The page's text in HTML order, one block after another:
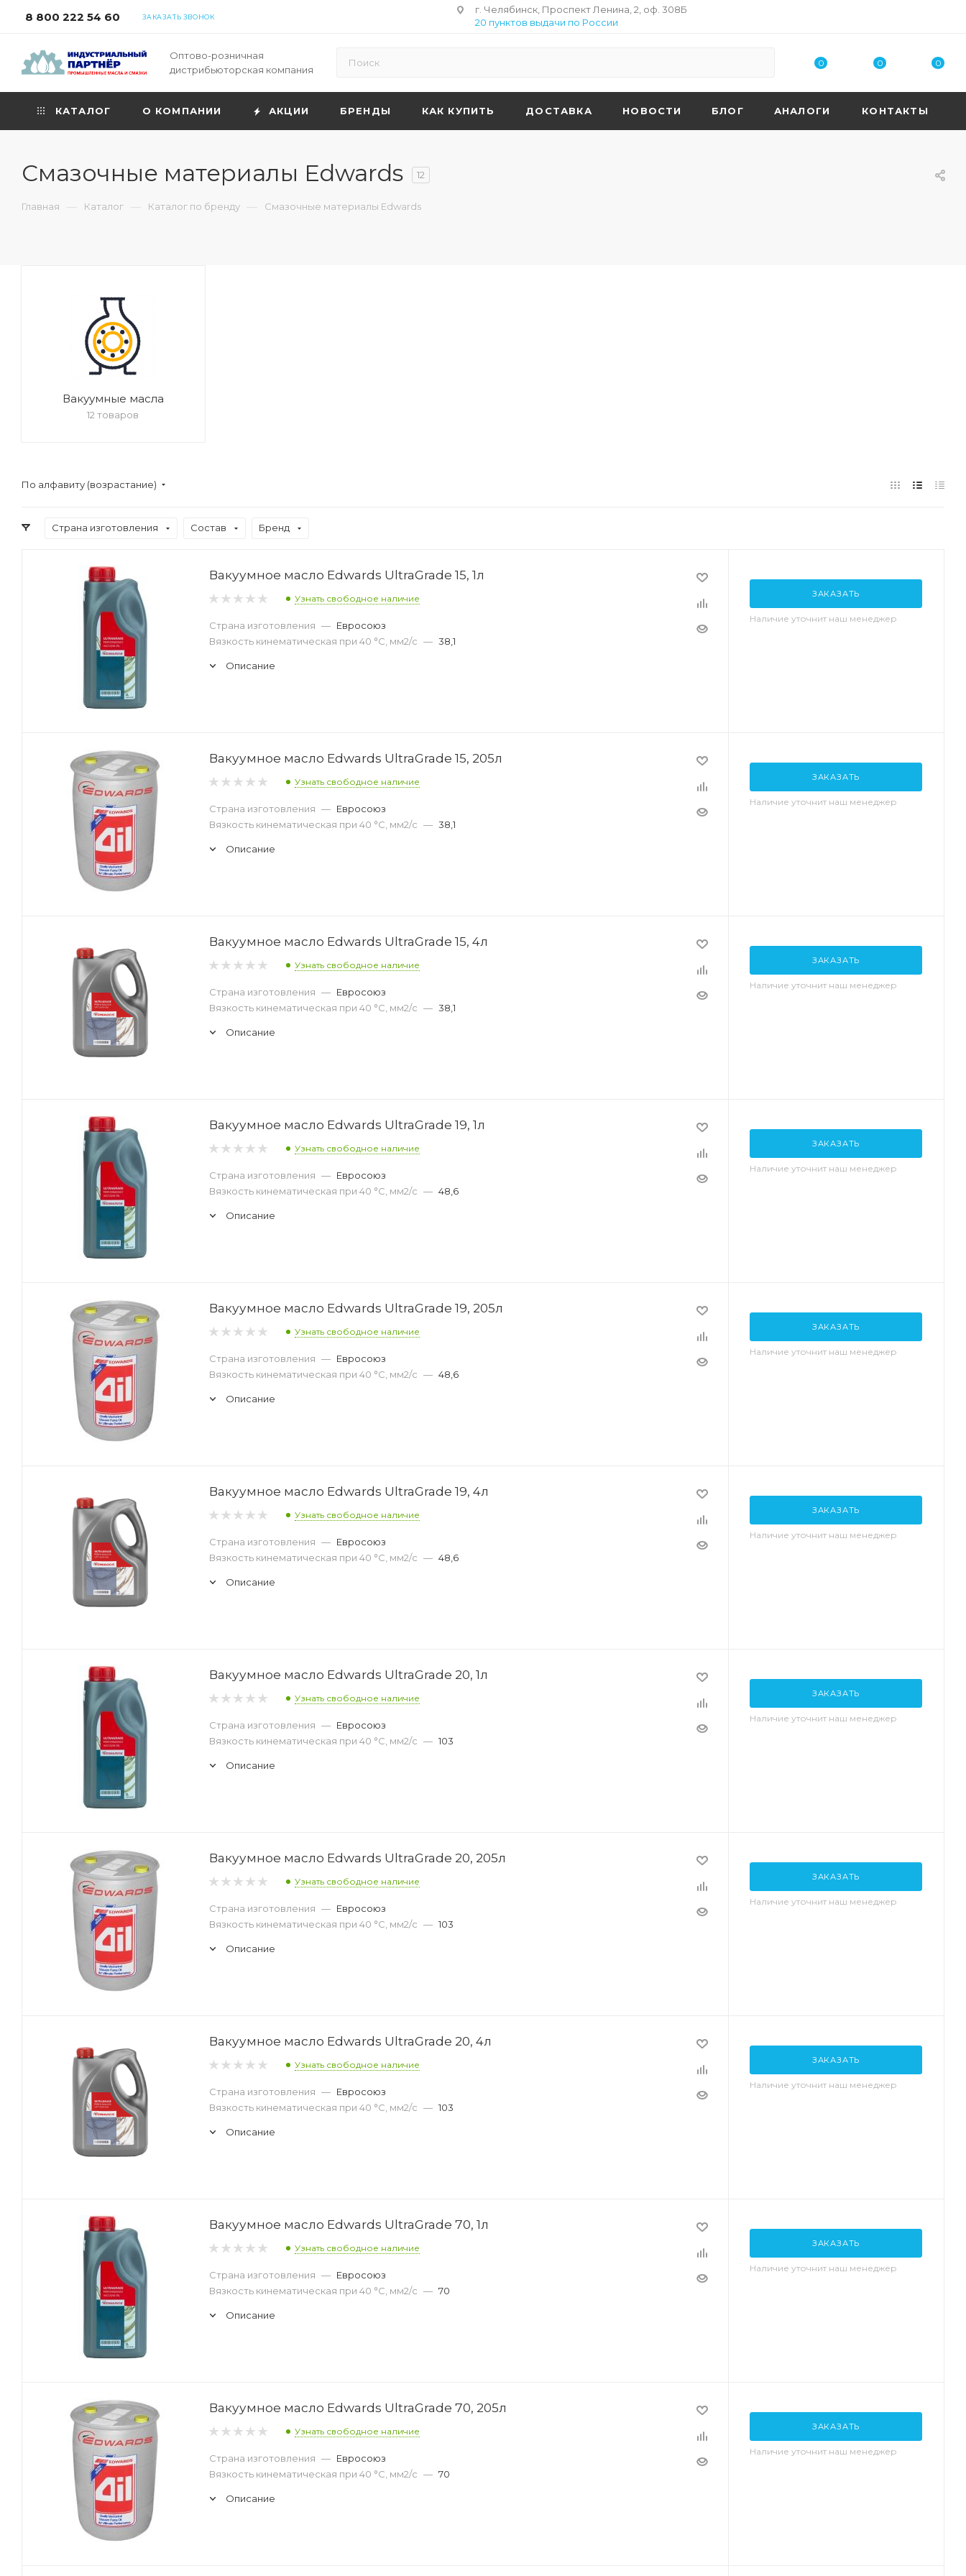
8 800 222 54 60 ЗАКАЗАТЬ ЗВОНОК
г. Челябинск, Проспект Ленина, 2, оф. 308Б
20 пунктов выдачи по России
Оптово-розничная
дистрибьюторская компания
0 0 0
КАТАЛОГ О КОМПАНИИ АКЦИИ БРЕНДЫ КАК КУПИТЬ ДОСТАВКА НОВОСТИ БЛОГ АНАЛОГИ КОНТАКТЫ
Смазочные материалы Edwards 12
Главная — Каталог — Каталог по бренду — Смазочные материалы Edwards
Вакуумные масла
12 товаров
По алфавиту (возрастание)
Страна изготовления Состав Бренд
Вакуумное масло Edwards UltraGrade 15, 1л
Узнать свободное наличие
Страна изготовления — Евросоюз
Вязкость кинематическая при 40 °С, мм2/с — 38,1
Описание
ЗАКАЗАТЬ
Наличие уточнит наш менеджер
Вакуумное масло Edwards UltraGrade 15, 205л
Узнать свободное наличие
Страна изготовления — Евросоюз
Вязкость кинематическая при 40 °С, мм2/с — 38,1
Описание
ЗАКАЗАТЬ
Наличие уточнит наш менеджер
Вакуумное масло Edwards UltraGrade 15, 4л
Узнать свободное наличие
Страна изготовления — Евросоюз
Вязкость кинематическая при 40 °С, мм2/с — 38,1
Описание
ЗАКАЗАТЬ
Наличие уточнит наш менеджер
Вакуумное масло Edwards UltraGrade 19, 1л
Узнать свободное наличие
Страна изготовления — Евросоюз
Вязкость кинематическая при 40 °С, мм2/с — 48,6
Описание
ЗАКАЗАТЬ
Наличие уточнит наш менеджер
Вакуумное масло Edwards UltraGrade 19, 205л
Узнать свободное наличие
Страна изготовления — Евросоюз
Вязкость кинематическая при 40 °С, мм2/с — 48,6
Описание
ЗАКАЗАТЬ
Наличие уточнит наш менеджер
Вакуумное масло Edwards UltraGrade 19, 4л
Узнать свободное наличие
Страна изготовления — Евросоюз
Вязкость кинематическая при 40 °С, мм2/с — 48,6
Описание
ЗАКАЗАТЬ
Наличие уточнит наш менеджер
Вакуумное масло Edwards UltraGrade 20, 1л
Узнать свободное наличие
Страна изготовления — Евросоюз
Вязкость кинематическая при 40 °С, мм2/с — 103
Описание
ЗАКАЗАТЬ
Наличие уточнит наш менеджер
Вакуумное масло Edwards UltraGrade 20, 205л
Узнать свободное наличие
Страна изготовления — Евросоюз
Вязкость кинематическая при 40 °С, мм2/с — 103
Описание
ЗАКАЗАТЬ
Наличие уточнит наш менеджер
Вакуумное масло Edwards UltraGrade 20, 4л
Узнать свободное наличие
Страна изготовления — Евросоюз
Вязкость кинематическая при 40 °С, мм2/с — 103
Описание
ЗАКАЗАТЬ
Наличие уточнит наш менеджер
Вакуумное масло Edwards UltraGrade 70, 1л
Узнать свободное наличие
Страна изготовления — Евросоюз
Вязкость кинематическая при 40 °С, мм2/с — 70
Описание
ЗАКАЗАТЬ
Наличие уточнит наш менеджер
Вакуумное масло Edwards UltraGrade 70, 205л
Узнать свободное наличие
Страна изготовления — Евросоюз
Вязкость кинематическая при 40 °С, мм2/с — 70
Описание
ЗАКАЗАТЬ
Наличие уточнит наш менеджер